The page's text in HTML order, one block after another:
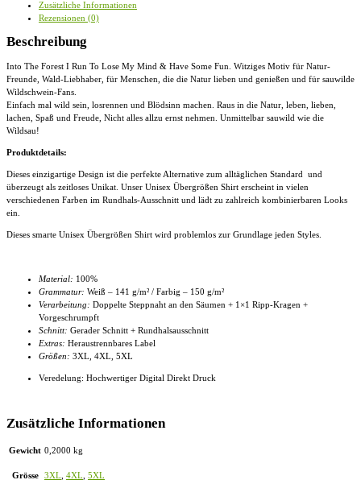
Wildsau
Übergrößenshirt
Menge
Zusätzliche Informationen
Rezensionen (0)
Beschreibung
Into The Forest I Run To Lose My Mind & Have Some Fun. Witziges Motiv für Natur-
Freunde, Wald-Liebhaber, für Menschen, die die Natur lieben und genießen und für sauwilde
Wildschwein-Fans.
Einfach mal wild sein, losrennen und Blödsinn machen. Raus in die Natur, leben, lieben,
lachen, Spaß und Freude, Nicht alles allzu ernst nehmen. Unmittelbar sauwild wie die
Wildsau!
Produktdetails:
Dieses einzigartige Design ist die perfekte Alternative zum alltäglichen Standard und
überzeugt als zeitloses Unikat. Unser Unisex Übergrößen Shirt erscheint in vielen
verschiedenen Farben im Rundhals-Ausschnitt und lädt zu zahlreich kombinierbaren Looks
ein.
Dieses smarte Unisex Übergrößen Shirt wird problemlos zur Grundlage jeden Styles.
Material: 100%
Grammatur: Weiß – 141 g/m² / Farbig – 150 g/m²
Verarbeitung: Doppelte Steppnaht an den Säumen + 1×1 Ripp-Kragen +
Vorgeschrumpft
Schnitt: Gerader Schnitt + Rundhalsausschnitt
Extras: Heraustrennbares Label
Größen: 3XL, 4XL , 5XL
Veredelung: Hochwertiger Digital Direkt Druck
Zusätzliche Informationen
Gewicht 0,2000 kg
Grösse 3XL 4XL 5XL